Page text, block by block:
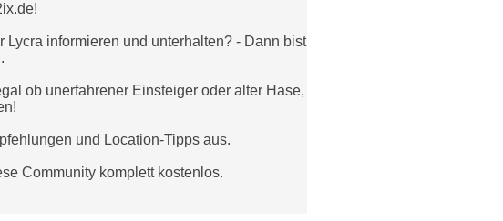
informieren und unterhalten? - Dann bist
ob unerfahrener Einsteiger oder alter Hase,
und Location-Tipps aus.
Community komplett kostenlos.